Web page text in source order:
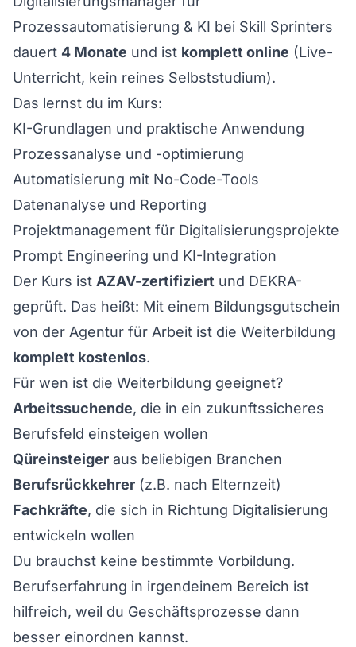
Prozessautomatisierung & KI bei Skill Sprinters
dauert 4 Monate und ist komplett online (Live-
Unterricht, kein reines Selbststudium).
Das lernst du im Kurs:
KI-Grundlagen und praktische Anwendung
Prozessanalyse und -optimierung
Automatisierung mit No-Code-Tools
Datenanalyse und Reporting
Projektmanagement für Digitalisierungsprojekte
Prompt Engineering und KI-Integration
Der Kurs ist AZAV-zertifiziert und DEKRA-
geprüft. Das heißt: Mit einem Bildungsgutschein
von der Agentur für Arbeit ist die Weiterbildung
komplett kostenlos.
Für wen ist die Weiterbildung geeignet?
Arbeitssuchende, die in ein zukunftssicheres
Berufsfeld einsteigen wollen
Qüreinsteiger aus beliebigen Branchen
Berufsrückkehrer (z.B. nach Elternzeit)
Fachkräfte, die sich in Richtung Digitalisierung
entwickeln wollen
Du brauchst keine bestimmte Vorbildung.
Berufserfahrung in irgendeinem Bereich ist
hilfreich, weil du Geschäftsprozesse dann
besser einordnen kannst.